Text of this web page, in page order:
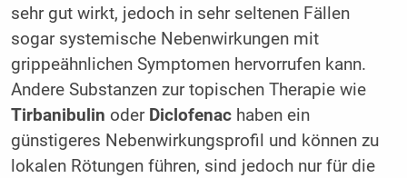
sehr gut wirkt, jedoch in sehr seltenen Fällen
sogar systemische Nebenwirkungen mit
grippeähnlichen Symptomen hervorrufen kann.
Andere Substanzen zur topischen Therapie wie
Tirbanibulin oder Diclofenachaben ein
günstigeres Nebenwirkungsprofil und können zu
lokalen Rötungen führen, sind jedoch nur für die